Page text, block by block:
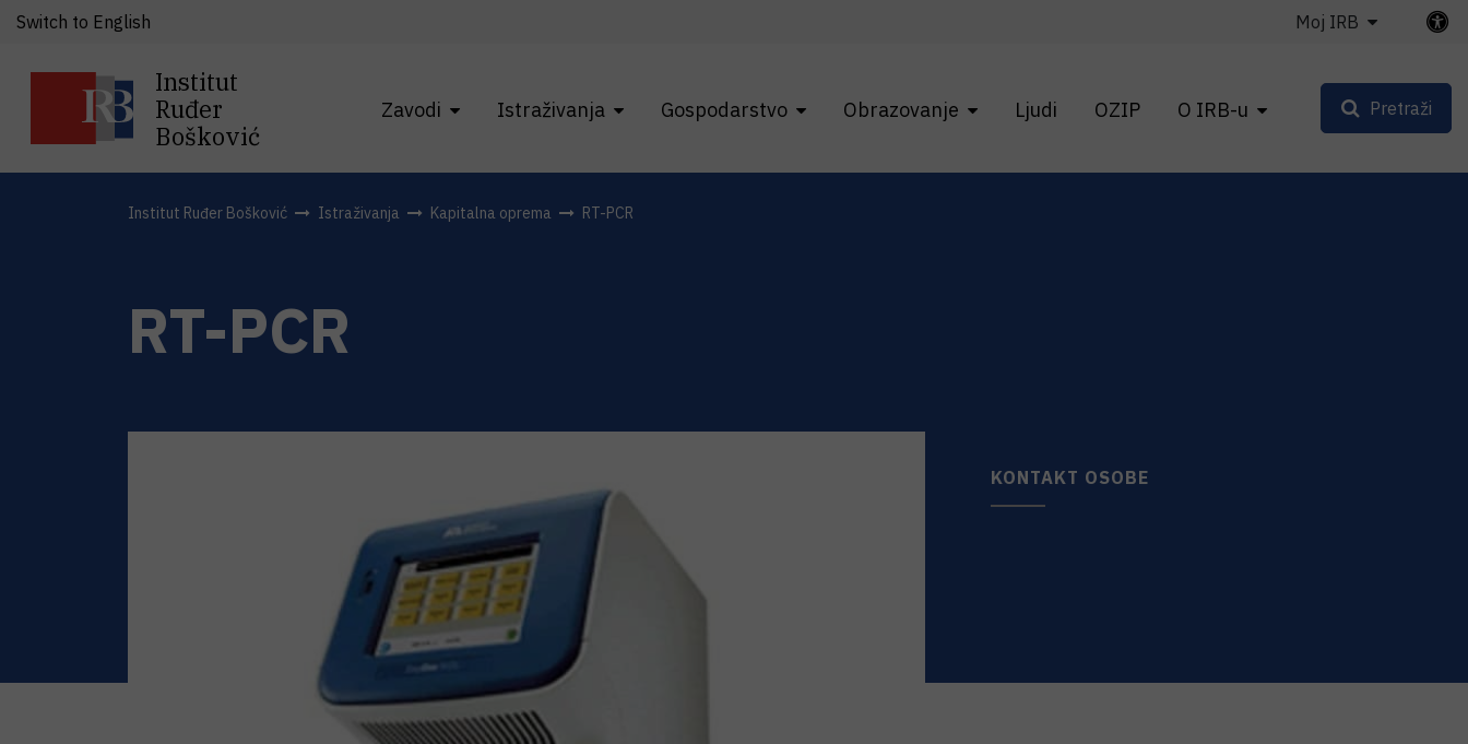
Institut
Ruđer
Bošković
Zavodi Istraživanja Gospodarstvo Obrazovanje Ljudi OZIP O IRB-u
Switch to English Moj IRB
Pretraži
Institut Ruđer Bošković Istraživanja Kapitalna oprema RT-PCR
RT-PCR
KONTAKT OSOBE